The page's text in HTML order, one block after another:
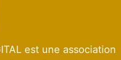
est une association